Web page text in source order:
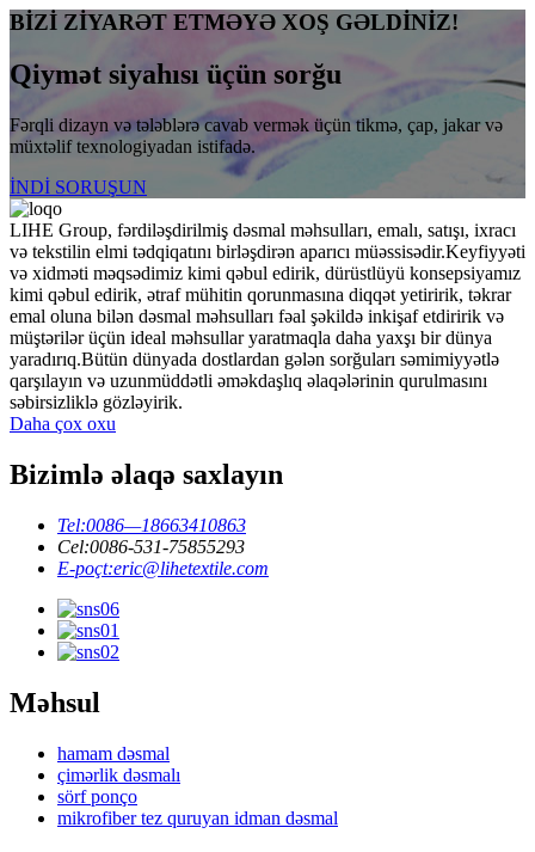
BİZİ ZİYARƏT ETMƏYƏ XOŞ GƏLDİNİZ!
Qiymət siyahısı üçün sorğu
Fərqli dizayn və tələblərə cavab vermək üçün tikmə, çap, jakar və
müxtəlif texnologiyadan istifadə.
İNDİ SORUŞUN
LIHE Group, fərdiləşdirilmiş dəsmal məhsulları, emalı, satışı, ixracı
və tekstilin elmi tədqiqatını birləşdirən aparıcı müəssisədir.Keyfiyyəti
və xidməti məqsədimiz kimi qəbul edirik, dürüstlüyü konsepsiyamız
kimi qəbul edirik, ətraf mühitin qorunmasına diqqət yetiririk, təkrar
emal oluna bilən dəsmal məhsulları fəal şəkildə inkişaf etdiririk və
müştərilər üçün ideal məhsullar yaratmaqla daha yaxşı bir dünya
yaradırıq.Bütün dünyada dostlardan gələn sorğuları səmimiyyətlə
qarşılayın və uzunmüddətli əməkdaşlıq əlaqələrinin qurulmasını
səbirsizliklə gözləyirik.
Daha çox oxu
Bizimlə əlaqə saxlayın
Tel:0086—18663410863
Cel:0086-531-75855293
E-poçt:eric@lihetextile.com
Məhsul
hamam dəsmal
çimərlik dəsmalı
sörf ponço
mikrofiber tez quruyan idman dəsmal